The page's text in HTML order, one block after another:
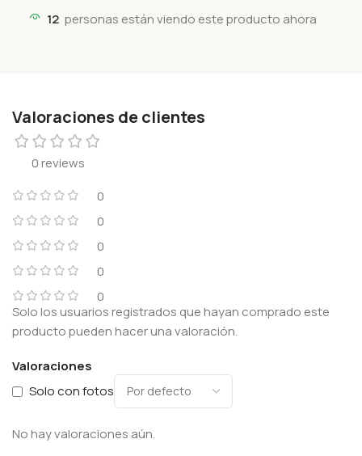
12 personas están viendo este producto ahora
Valoraciones de clientes
0 reviews
0
0
0
0
0
Valoraciones
Solo con fotos
No hay valoraciones aún.
Solo los usuarios registrados que hayan comprado este
producto pueden hacer una valoración.